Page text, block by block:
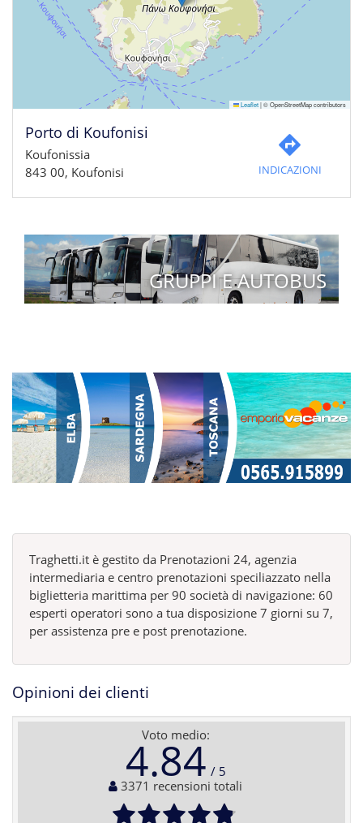
Leaflet|© OpenStreetMap contributors
Porto di Koufonisi
Koufonissia
843 00, Koufonisi
INDICAZIONI
GRUPPI E AUTOBUS
Traghetti.it è gestito da Prenotazioni 24, agenzia
intermediaria e centro prenotazioni speciliazzato nella
biglietteria marittima per 90 società di navigazione: 60
esperti operatori sono a tua disposizione 7 giorni su 7,
per assistenza pre e post prenotazione.
Opinioni dei clienti
Voto medio:
4.84
3371 recensioni totali